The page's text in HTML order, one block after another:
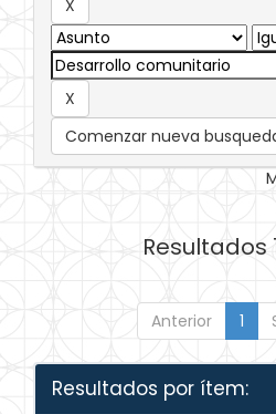
Comenzar nueva
Resultados
Anterior 1
Resultados por ítem: